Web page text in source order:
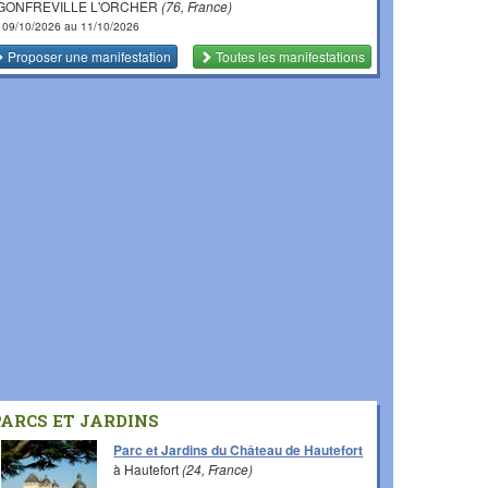
L'ORCHER (76, France)
09/10/2026 au 11/10/2026
Proposer une manifestation Toutes les manifestations
ET JARDINS
Parc et Jardins du Château de Hautefort
à Hautefort(24, France)